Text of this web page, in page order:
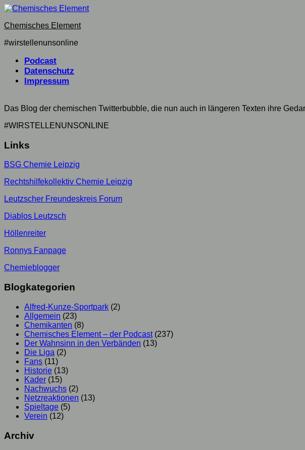
Skip
content
Chemisches Element
#wirstellenunsonline
Podcast
Datenschutz
Current
Impressum
Das Blog der chemischen Twitterbubble, die nun auch in längeren Texten ihre
#WIRSTELLENUNSONLINE
Links
BSG Chemie Leipzig
Rechtshilfekollektiv Chemie Leipzig
Leutzscher Freundeskreis Forum
Diablos Leutzsch
Höllenreiter
Ronnys Fanpage
Chemieblogger
Blogkategorien
Alfred-Kunze-Sportpark (2)
Allgemein (23)
Chemikanten (8)
Chemisches Element – der Podcast(237)
Der Wahnsinn in den Verbänden (13)
Die Liga (2)
Fans (11)
Historie (13)
Kader (15)
Nachwuchs (2)
Netzreaktionen (13)
Spieltage (5)
Verein (12)
Archiv